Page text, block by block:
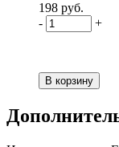
198 руб.
-
+